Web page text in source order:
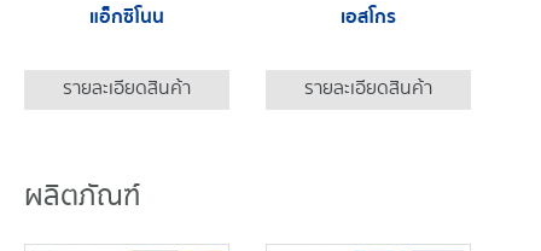
แอ็กซิโนน
รายละเอียดสินค้า
เอสโกร
รายละเอียดสินค้า
ผลิตภัณฑ์